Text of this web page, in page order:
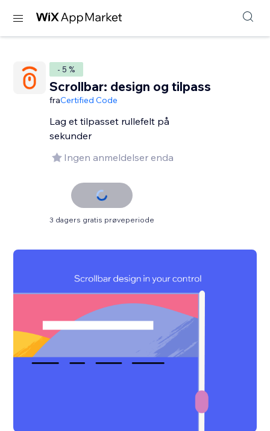
- 5 %
Scrollbar: design og tilpass
fraCertified Code
Lag et tilpasset rullefelt på
sekunder
Ingen anmeldelser enda
3 dagers gratis prøveperiode